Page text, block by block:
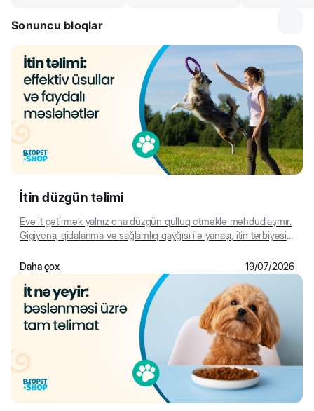
Sonuncu bloqlar
İtin düzgün təlimi
Evə it gətirmək yalnız ona düzgün qulluq etməklə məhdudlaşmır.
Gigiyena, qidalanma və sağlamlıq qayğısı ilə yanaşı, itin tərbiyəsi
Daha çox
19/07/2026